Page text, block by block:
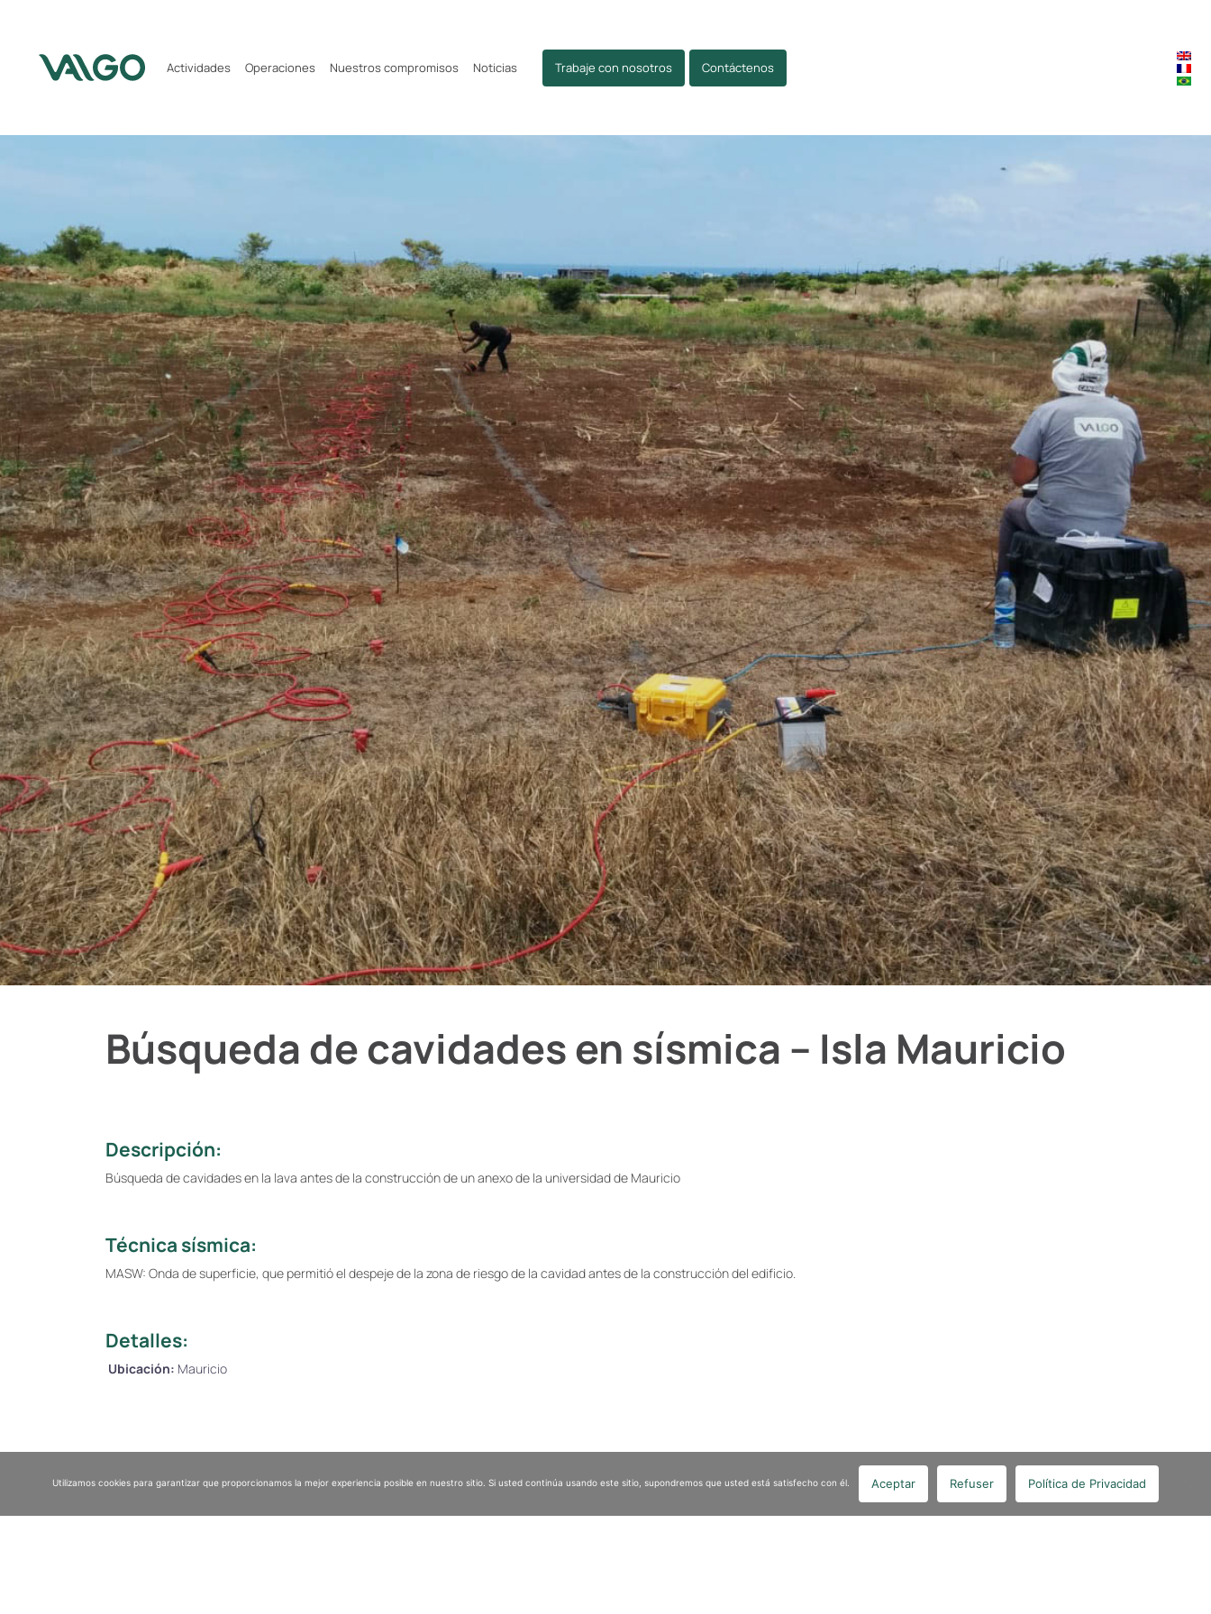
Actividades Operaciones Nuestros compromisos Noticias Trabaje con nosotros Contáctenos
Búsqueda de cavidades en sísmica – Isla Mauricio
Descripción:
Búsqueda de cavidades en la lava antes de la construcción de un anexo de la universidad de Mauricio
Técnica sísmica:
MASW: Onda de superficie, que permitió el despeje de la zona de riesgo de la cavidad antes de la construcción del edificio.
Detalles:
Ubicación: Mauricio
Utilizamos cookies para garantizar que proporcionamos la mejor experiencia posible en nuestro sitio. Si usted continúa usando este sitio, supondremos que usted está satisfecho con él. Aceptar Refuser Política de Privacidad